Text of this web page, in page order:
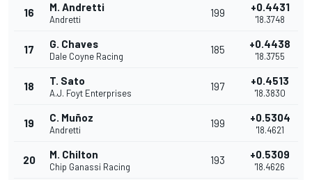
16 M. Andretti
Andretti
199 +0.4431
'18.3748
17 G. Chaves
Dale Coyne Racing
185 +0.4438
'18.3755
18 T. Sato
A.J. Foyt Enterprises
197 +0.4513
'18.3830
19 C. Muñoz
Andretti
199 +0.5304
'18.4621
20 M. Chilton
Chip Ganassi Racing
193 +0.5309
'18.4626